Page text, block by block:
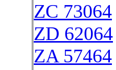
ZC 73064
ZD 62064
ZA 57464